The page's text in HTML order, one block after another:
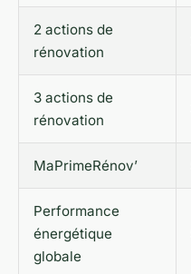
2 actions de
rénovation
3 actions de
rénovation
MaPrimeRénov’
Performance
énergétique
globale